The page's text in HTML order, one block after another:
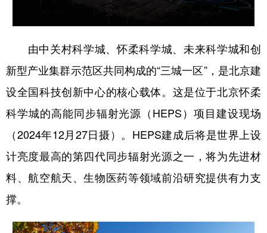
由中关村科学城、怀柔科学城、未来科学城和创
新型产业集群示范区共同构成的“三城一区”，是北京建
设全国科技创新中心的核心载体。这是位于北京怀柔
科学城的高能同步辐射光源（HEPS）项目建设现场
（ 2024年12月27日摄 ）。HEPS建成后将是世界上设
计亮度最高的第四代同步辐射光源之一，将为先进材
料、航空航天、生物医药等领域前沿研究提供有力支
撑。